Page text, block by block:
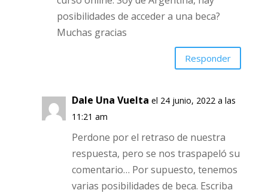
hola, estoy interesado en realizar este
curso online. Soy de Argentina, hay
posibilidades de acceder a una beca?
las 11:21 am
Perdone por el retraso de nuestra
respuesta, pero se nos traspapeló